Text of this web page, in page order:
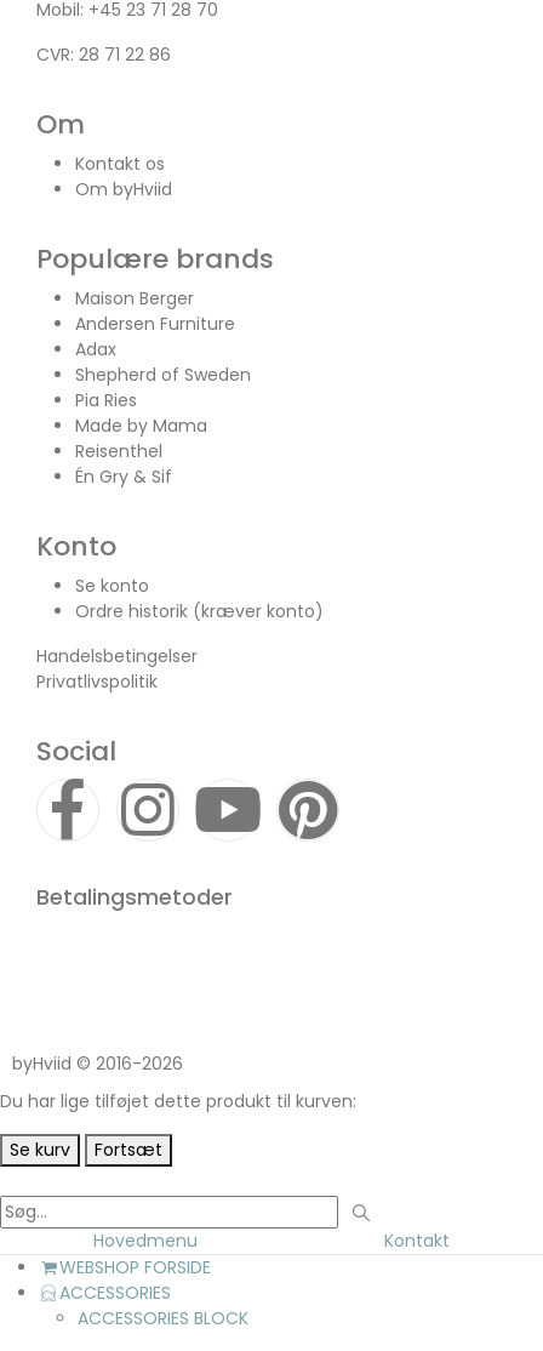
Mobil: +45 23 71 28 70
CVR: 28 71 22 86
Om
Kontakt os
Om byHviid
Populære brands
Maison Berger
Andersen Furniture
Adax
Shepherd of Sweden
Pia Ries
Made by Mama
Reisenthel
Én Gry & Sif
Konto
Se konto
Ordre historik (kræver konto)
Handelsbetingelser
Privatlivspolitik
Social
Betalingsmetoder
byHviid © 2016-2026
Du har lige tilføjet dette produkt til kurven:
Se kurv
Fortsæt
Hovedmenu
Kontakt
WEBSHOP FORSIDE
ACCESSORIES
ACCESSORIES BLOCK